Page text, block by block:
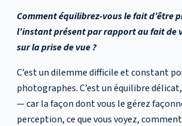
Comment équilibrez-vous le fait d’être
l’instant présent par rapport au fait de
sur la prise de vue ?
C’est un dilemme difficile et constant
photographes. C’est un équilibre
— car la façon dont vous le gérez
perception, ce que vous voyez,